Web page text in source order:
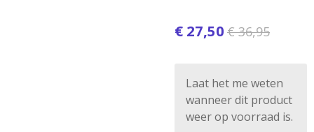
€ 27,50 € 36,95
Laat het me weten
wanneer dit product
weer op voorraad is.